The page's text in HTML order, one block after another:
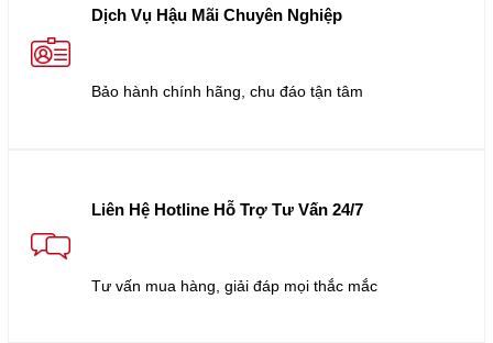
Dịch Vụ Hậu Mãi Chuyên Nghiệp
Bảo hành chính hãng, chu đáo tận tâm
Liên Hệ Hotline Hỗ Trợ Tư Vấn 24/7
Tư vấn mua hàng, giải đáp mọi thắc mắc